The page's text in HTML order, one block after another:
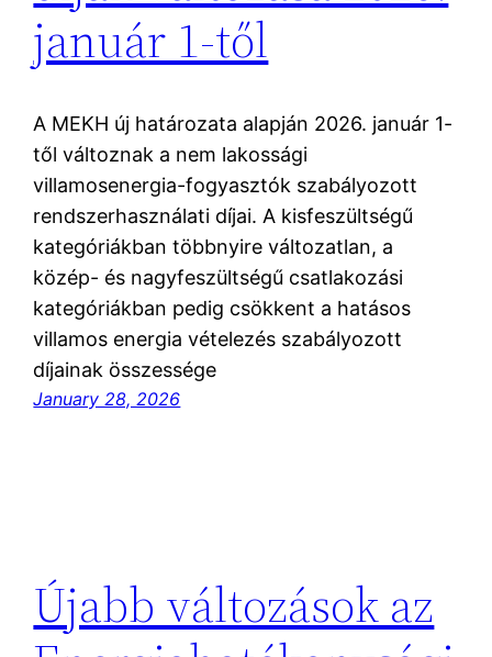
január 1-től
A MEKH új határozata alapján 2026. január 1-
től változnak a nem lakossági
villamosenergia-fogyasztók szabályozott
rendszerhasználati díjai. A kisfeszültségű
kategóriákban többnyire változatlan, a
közép- és nagyfeszültségű csatlakozási
kategóriákban pedig csökkent a hatásos
villamos energia vételezés szabályozott
díjainak összessége
January 28, 2026
Újabb változások az